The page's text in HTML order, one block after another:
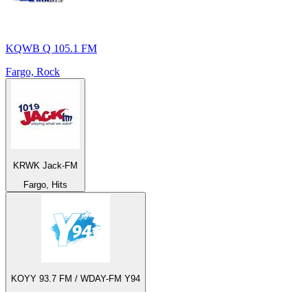
KQWB Q 105.1 FM
Fargo, Rock
KRWK Jack-FM
Fargo, Hits
KOYY 93.7 FM / WDAY-FM Y94